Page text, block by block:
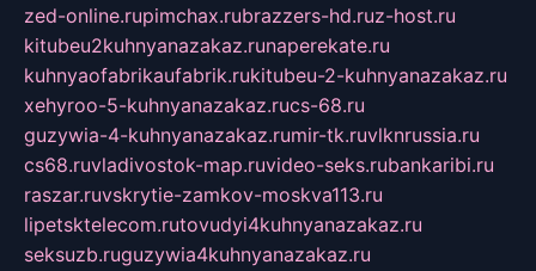
zed-online.rupimchax.rubrazzers-hd.ruz-host.ru
kitubeu2kuhnyanazakaz.runaperekate.ru
kuhnyaofabrikaufabrik.rukitubeu-2-kuhnyanazakaz.ru
xehyroo-5-kuhnyanazakaz.rucs-68.ru
guzywia-4-kuhnyanazakaz.rumir-tk.ruvlknrussia.ru
cs68.ruvladivostok-map.ruvideo-seks.rubankaribi.ru
raszar.ruvskrytie-zamkov-moskva113.ru
lipetsktelecom.rutovudyi4kuhnyanazakaz.ru
seksuzb.ruguzywia4kuhnyanazakaz.ru